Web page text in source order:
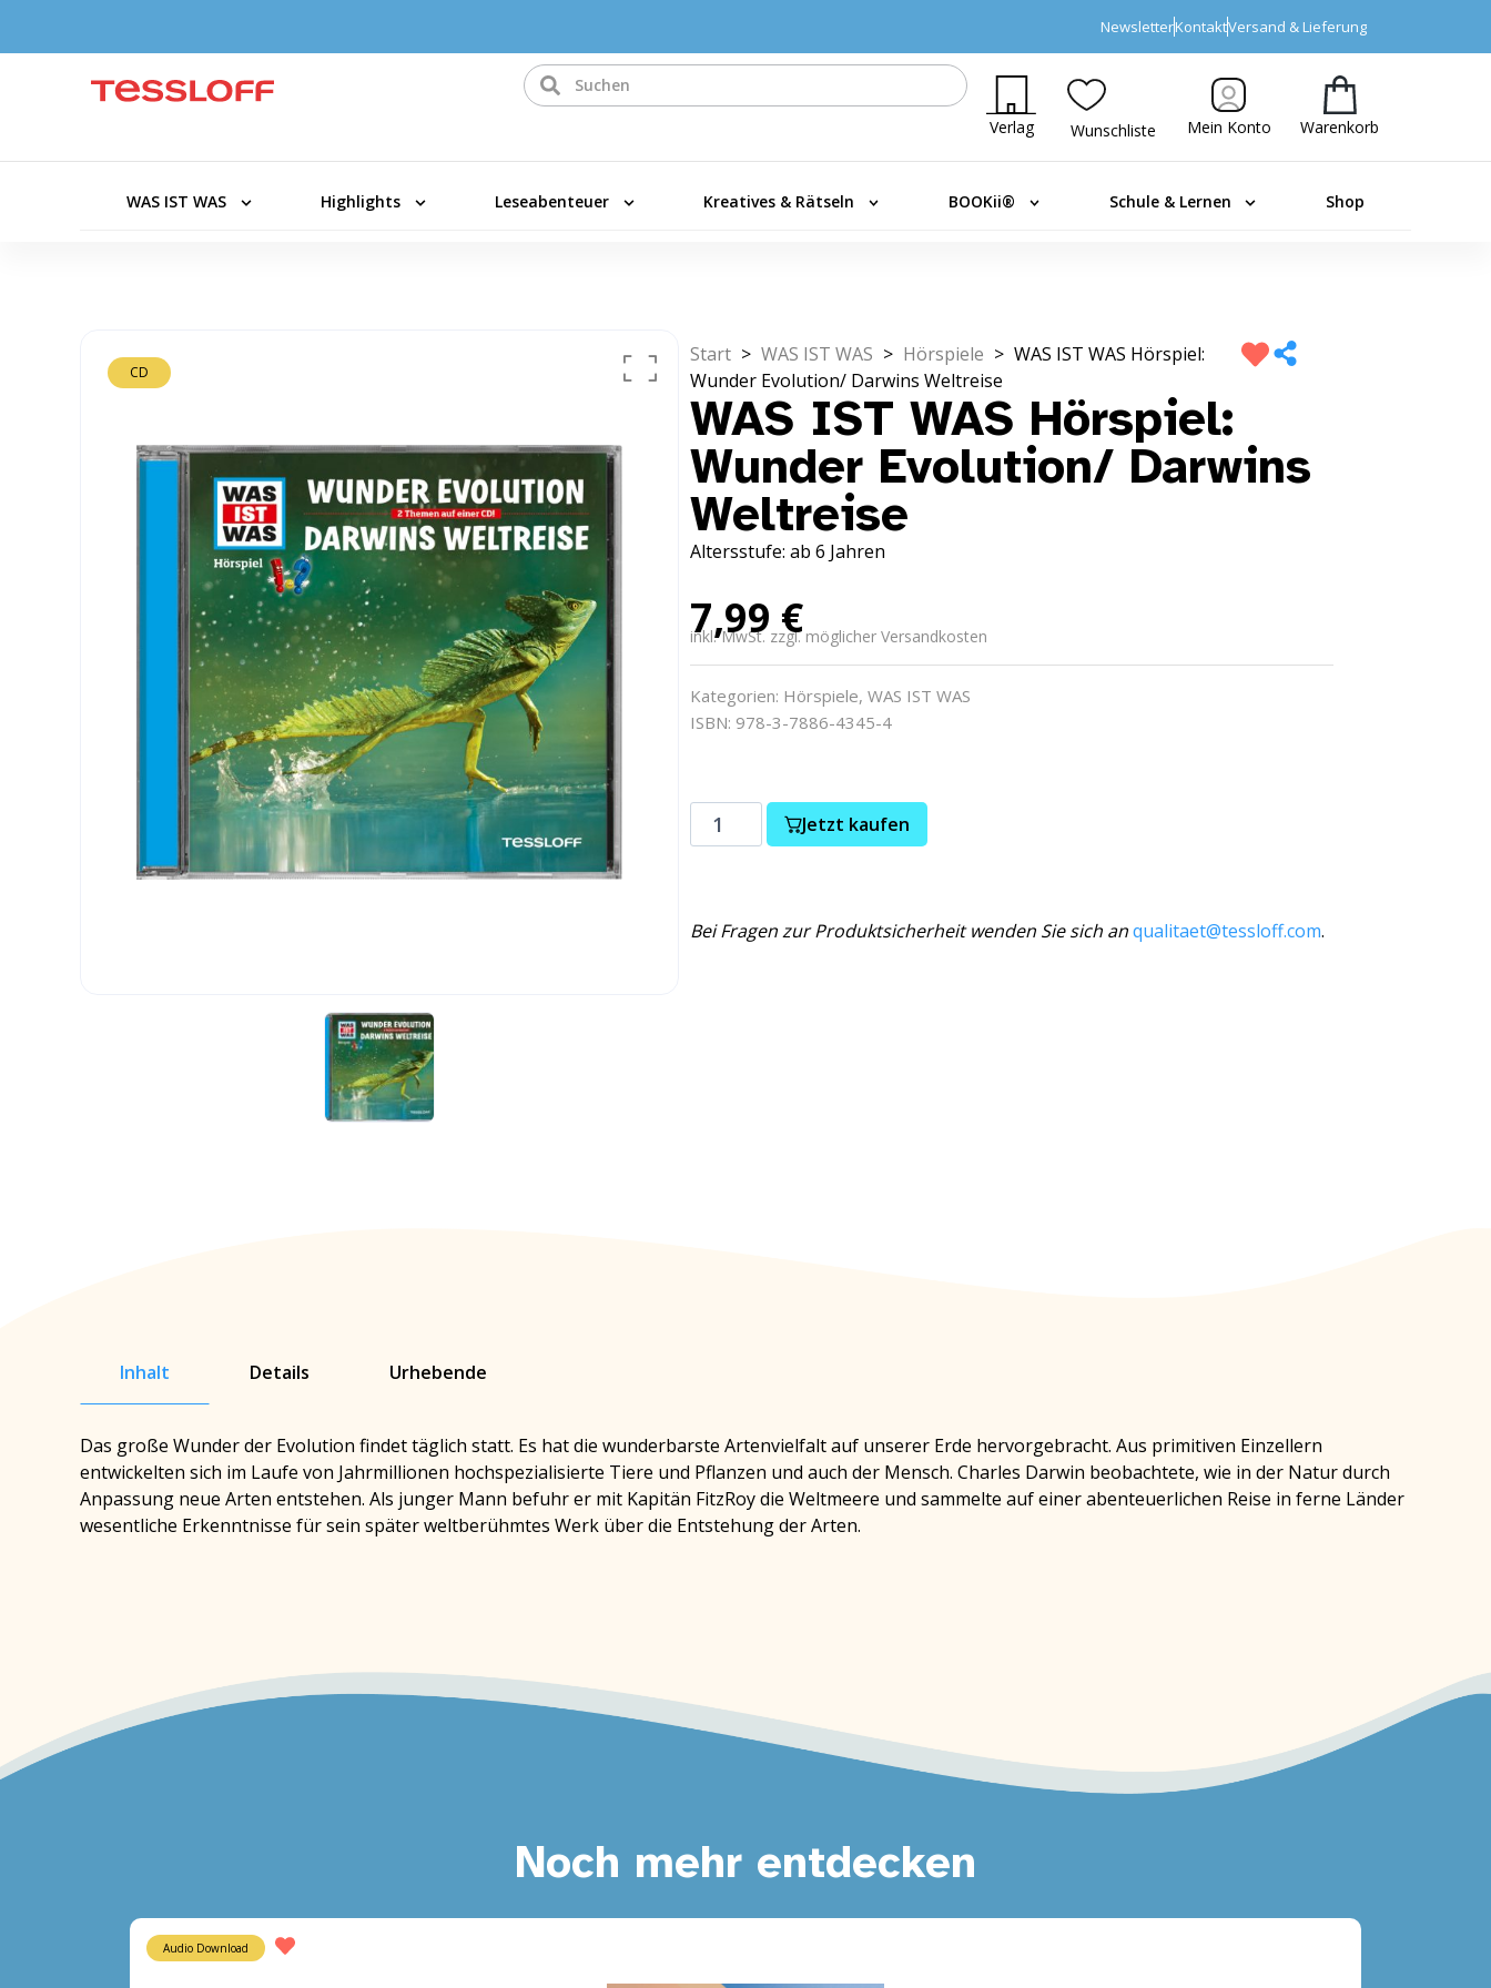
NewsletterKontaktVersand & Lieferung
Verlag Wunschliste Mein Konto Warenkorb
WAS IST WAS Highlights Leseabenteuer Kreatives & Rätseln BOOKii® Schule & Lernen Shop
CD
Start > WAS IST WAS > Hörspiele > WAS IST WAS Hörspiel:
Wunder Evolution/ Darwins Weltreise
WAS IST WAS Hörspiel:
Wunder Evolution/ Darwins
Weltreise
Altersstufe: ab 6 Jahren
7,99 €
inkl. MwSt. zzgl. möglicher Versandkosten
Kategorien: Hörspiele, WAS IST WAS
ISBN: 978-3-7886-4345-4
Jetzt kaufen
Bei Fragen zur Produktsicherheit wenden Sie sich anqualitaet@tessloff.com.
Inhalt Details Urhebende
Das große Wunder der Evolution findet täglich statt. Es hat die wunderbarste Artenvielfalt auf unserer Erde hervorgebracht. Aus primitiven Einzellern
entwickelten sich im Laufe von Jahrmillionen hochspezialisierte Tiere und Pflanzen und auch der Mensch. Charles Darwin beobachtete, wie in der Natur durch
Anpassung neue Arten entstehen. Als junger Mann befuhr er mit Kapitän FitzRoy die Weltmeere und sammelte auf einer abenteuerlichen Reise in ferne Länder
wesentliche Erkenntnisse für sein später weltberühmtes Werk über die Entstehung der Arten.
Noch mehr entdecken
Audio Download